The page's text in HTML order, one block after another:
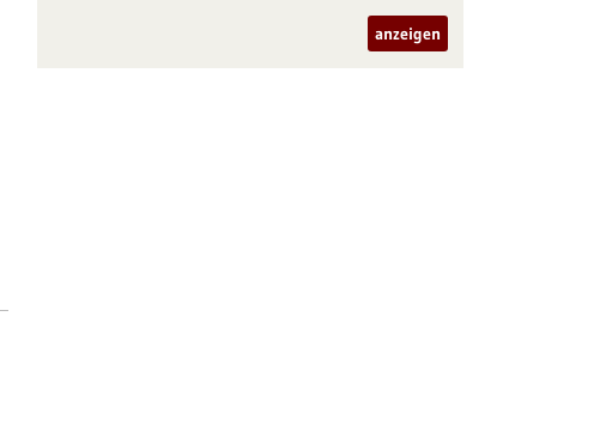
anzeigen